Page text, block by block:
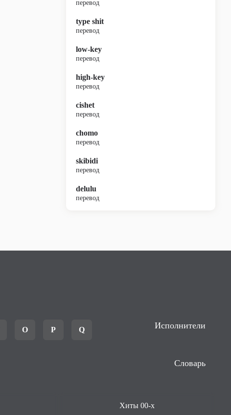
перевод
type shit
перевод
low-key
перевод
high-key
перевод
cishet
перевод
chomo
перевод
skibidi
перевод
delulu
перевод
O P Q Исполнители
Словарь
Хиты 00-х